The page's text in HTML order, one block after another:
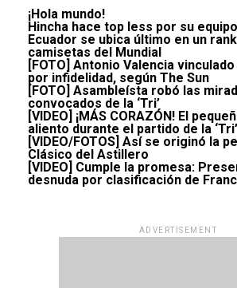
¡Hola mundo!
Hincha hace top less por su equipo
Ecuador se ubica último en un
camisetas del Mundial
[FOTO] Antonio Valencia
por infidelidad, según The Sun
[FOTO] Asambleísta robó las
convocados de la ‘Tri’
[VIDEO] ¡MÁS CORAZÓN! El
aliento durante el partido de la ‘Tri’
[VIDEO/FOTOS] Así se originó la
Clásico del Astillero
[VIDEO] Cumple la promesa:
desnuda por clasificación de
ADVERTISEMENT